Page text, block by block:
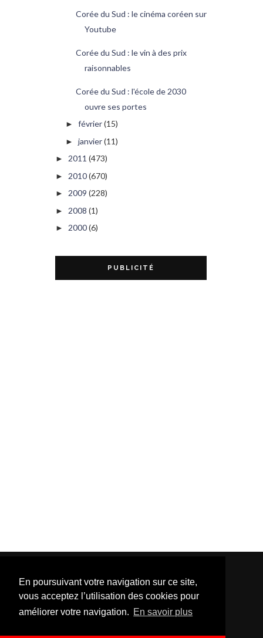
En poursuivant votre navigation sur ce site,
vous acceptez l’utilisation des cookies pour
améliorer votre navigation. En savoir plus
Corée du Sud : le cinéma coréen sur
Youtube
Corée du Sud : le vin à des prix
raisonnables
Corée du Sud : l'école de 2030
ouvre ses portes
► février(15)
► janvier(11)
► 2011 (473)
► 2010(670)
► 2009 (228)
► 2008 (1)
► 2000(6)
PUBLICITÉ
Template Created By :ThemeXpose| Distributed By